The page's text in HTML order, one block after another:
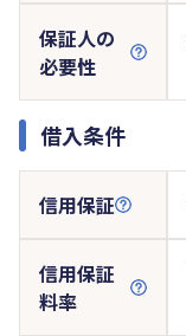
保証人の
必要性
借入条件
信用保証
信用保証
料率